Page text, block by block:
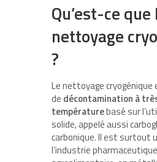
Qu’est-ce que
nettoyage
?
Le nettoyage cryogénique
de décontamination à
températurebasé sur
solide, appelé aussi
carbonique. Il est surtout
l’industrie